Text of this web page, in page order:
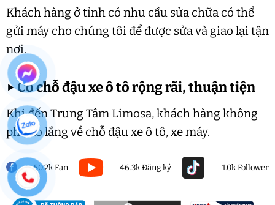
Khách hàng ở tỉnh có nhu cầu sửa chữa có thể
gửi máy cho chúng tôi để được sửa và giao lại tận
nơi.
▶Có chỗ đậu xe ô tô rộng rãi, thuận tiện
Khi đến Trung Tâm Limosa, khách hàng không
phải lo lắng về chỗ đậu xe ô tô, xe máy.
50.2k Fan 46.3k Đăng ký 1.0k Follower